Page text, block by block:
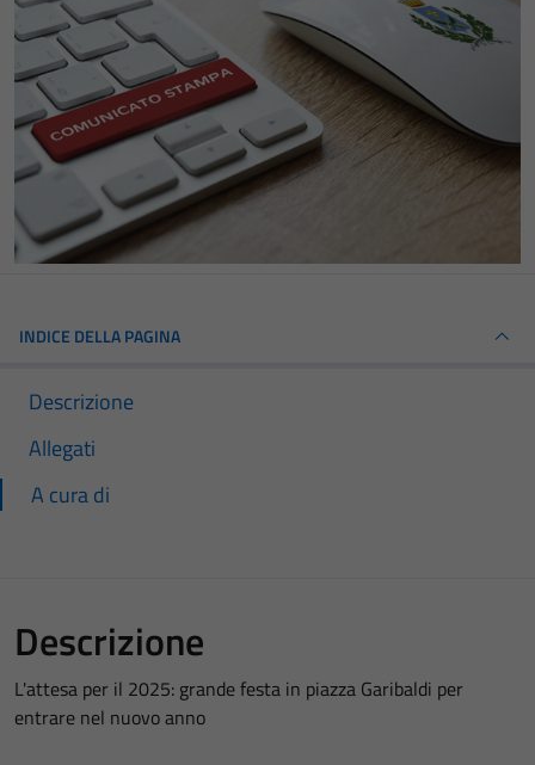
INDICE DELLA PAGINA
Descrizione
Allegati
A cura di
Descrizione
L'attesa per il 2025: grande festa in piazza Garibaldi per
entrare nel nuovo anno